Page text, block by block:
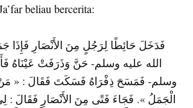
beliau bercerita:
فَدَخَلَ حَائِطًا لِرَجُلٍ مِنَ الأَنْصَارِ فَإِذَا
الله عليه وسلم- حَنَّ وَذَرَفَتْ عَيْنَاهُ
وسلم- فَمَسَحَ ذِفْرَاهُ فَسَكَتَ فَقَالَ : «
الْجَمَلُ ». فَجَاءَ فَتًى مِنَ الأَنْصَارِ فَقَالَ :